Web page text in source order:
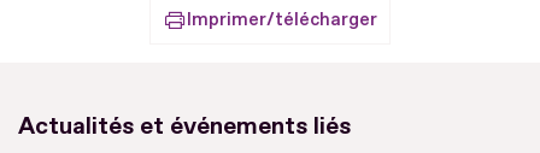
Imprimer/télécharger
Actualités et événements liés